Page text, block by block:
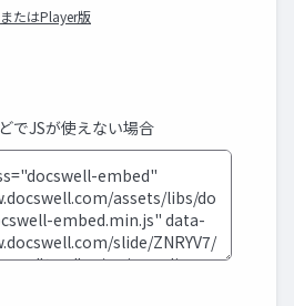
またはPlayer版
でJSが使えない場合